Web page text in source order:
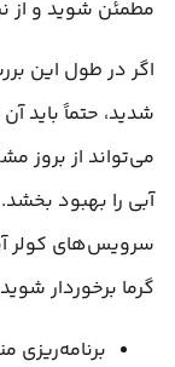
مطمئن شوید و از
اگر در طول این
شدید، حتماً باید
می‌تواند از بروز
آبی را بهبود
سرویس‌های کولر
گرما برخوردار